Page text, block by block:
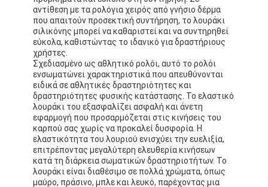
αντίθεση με τα ρολόγια χειρός από γνήσιο δέρμα
που απαιτούν προσεκτική συντήρηση, το λουράκι
σιλικόνης μπορεί να καθαριστεί και να συντηρηθεί
εύκολα, καθιστώντας το ιδανικό για δραστήριους
χρήστες.
Σχεδιασμένο ως αθλητικό ρολόι, αυτό το ρολόι
ενσωματώνει χαρακτηριστικά που απευθύνονται
ειδικά σε αθλητικές δραστηριότητες και
δραστηριότητες φυσικής κατάστασης. Το ελαστικό
λουράκι του εξασφαλίζει ασφαλή και άνετη
εφαρμογή που προσαρμόζεται στις κινήσεις του
καρπού σας χωρίς να προκαλεί δυσφορία. Η
ελαστικότητα του λουριού ενισχύει την ευελιξία,
επιτρέποντας μεγαλύτερη ελευθερία κινήσεων
κατά τη διάρκεια σωματικών δραστηριοτήτων. Το
λουράκι είναι διαθέσιμο σε πολλά χρώματα, όπως
μαύρο, πράσινο, μπλε και λευκό, παρέχοντας μια